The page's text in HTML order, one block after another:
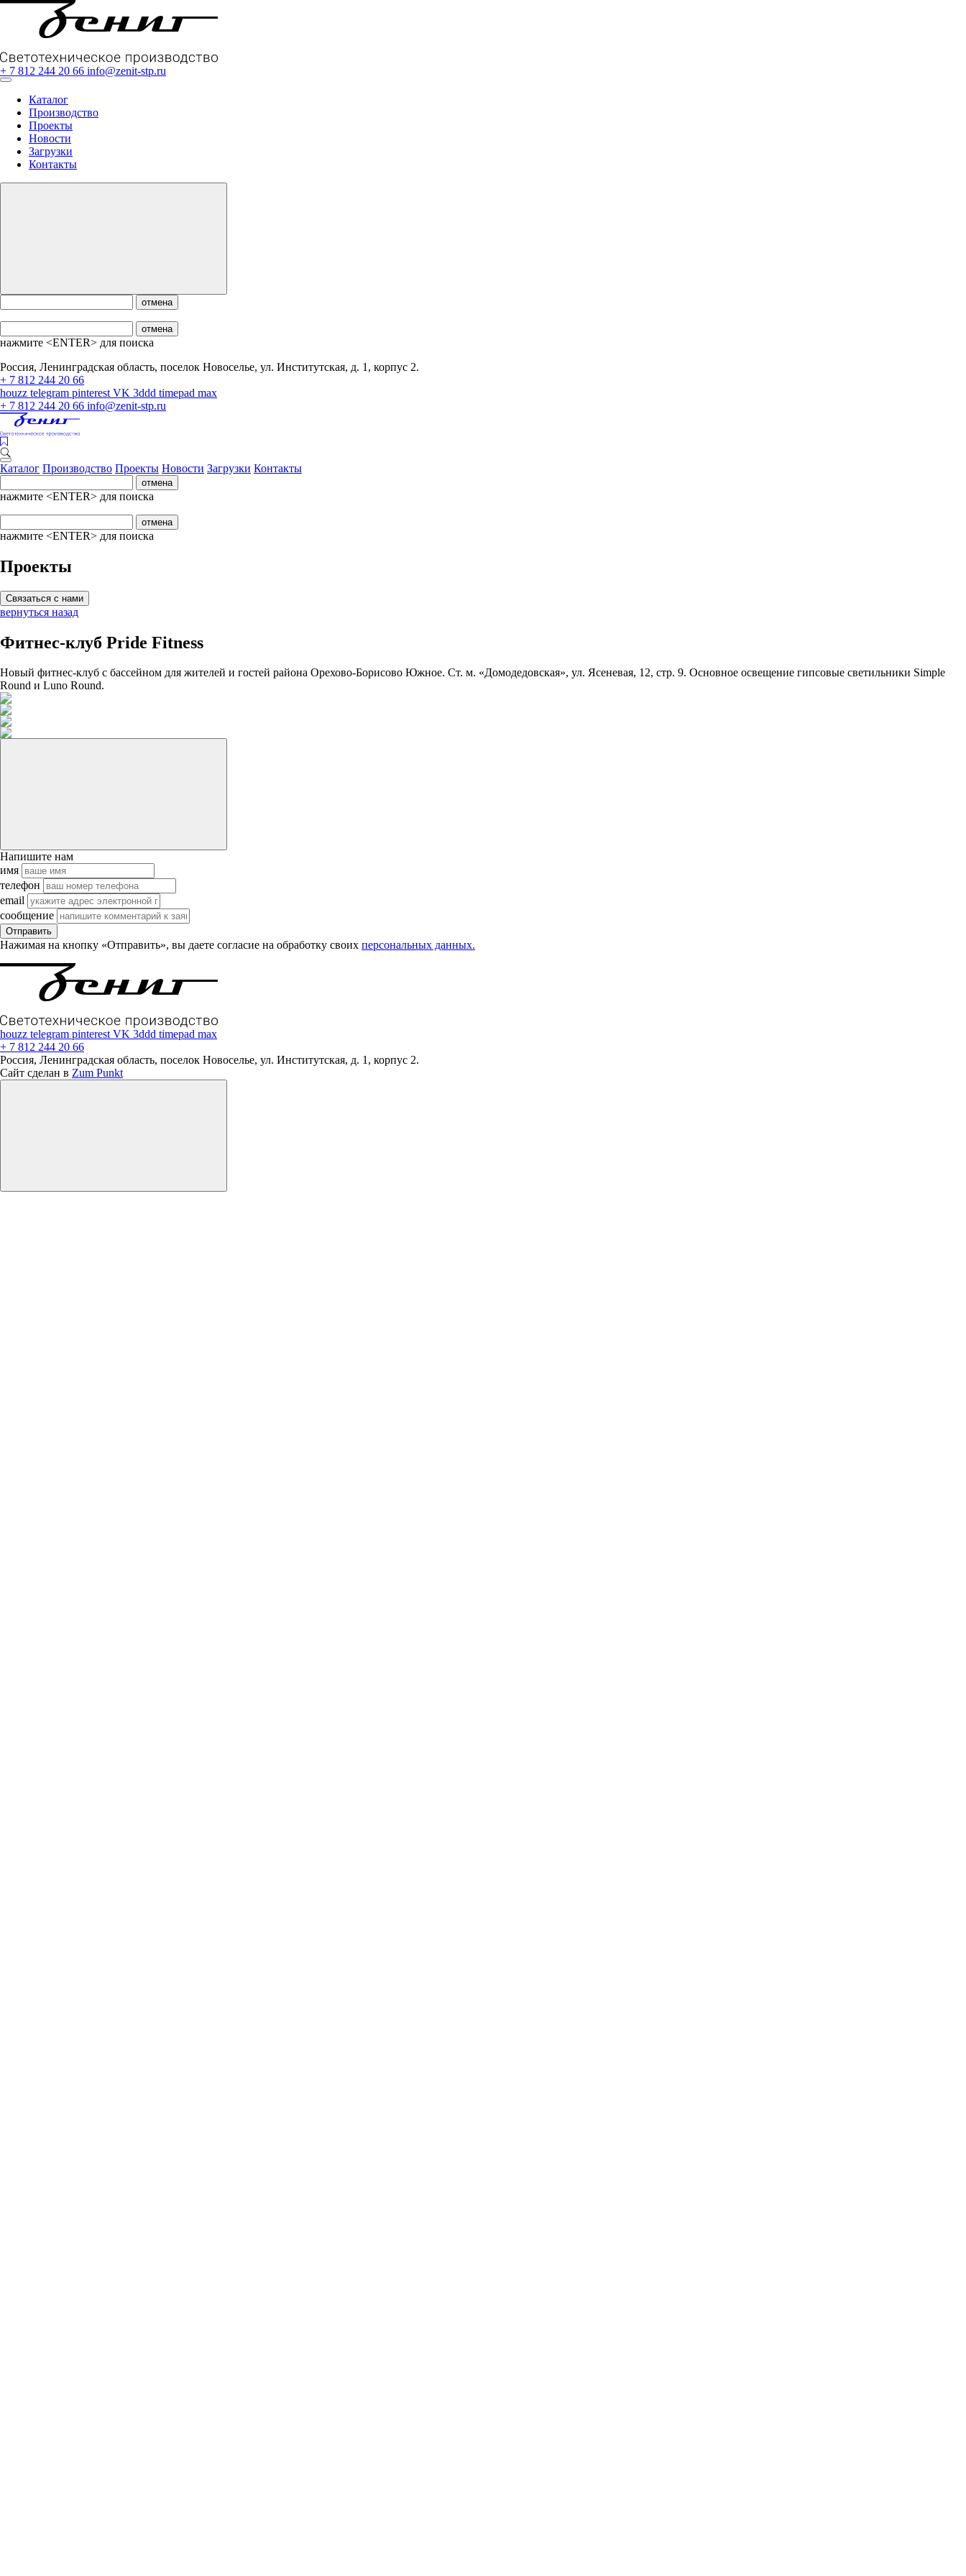
+ 7 812 244 20 66 info@zenit-stp.ru
Каталог
Производство
Проекты
Новости
Загрузки
Контакты
отмена
отмена
нажмите <ENTER> для поиска
Россия, Ленинградская область, поселок Новоселье, ул. Институтская, д. 1, корпус 2.
+ 7 812 244 20 66
houzz telegram pinterest VK 3ddd timepad max
+ 7 812 244 20 66 info@zenit-stp.ru
Каталог Производство Проекты Новости Загрузки Контакты
отмена
нажмите <ENTER> для поиска
отмена
нажмите <ENTER> для поиска
Проекты
Связаться с нами
вернуться назад
Фитнес-клуб Pride Fitness
Новый фитнес-клуб с бассейном для жителей и гостей района Орехово-Борисово Южное. Ст. м. «Домодедовская», ул. Ясеневая, 12, стр. 9. Основное освещение гипсовые светильники Simple
Round и Luno Round.
Напишите нам
имя
телефон
email
сообщение
Отправить
Нажимая на кнопку «Отправить», вы даете согласие на обработку своих персональных данных.
houzz telegram pinterest VK 3ddd timepad max
+ 7 812 244 20 66
Россия, Ленинградская область, поселок Новоселье, ул. Институтская, д. 1, корпус 2.
Сайт сделан в Zum Punkt